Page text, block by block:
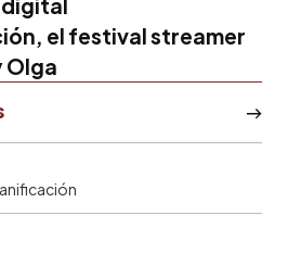
el festival streamer
Olga